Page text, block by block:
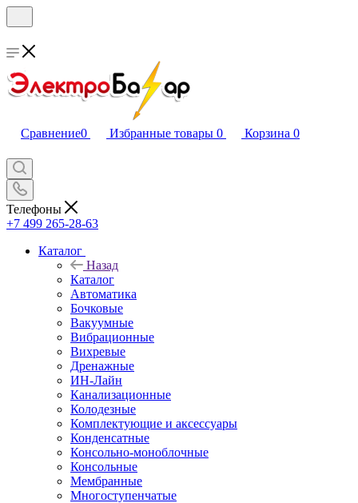
Сравнение0 Избранные товары 0 Корзина 0
Телефоны
+7 499 265-28-63
Каталог
Назад
Каталог
Автоматика
Бочковые
Вакуумные
Вибрационные
Вихревые
Дренажные
ИН-Лайн
Канализационные
Колодезные
Комплектующие и аксессуары
Конденсатные
Консольно-моноблочные
Консольные
Мембранные
Многоступенчатые